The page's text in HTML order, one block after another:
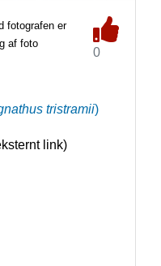
fotografen er
af foto
0
tristramii)
link)